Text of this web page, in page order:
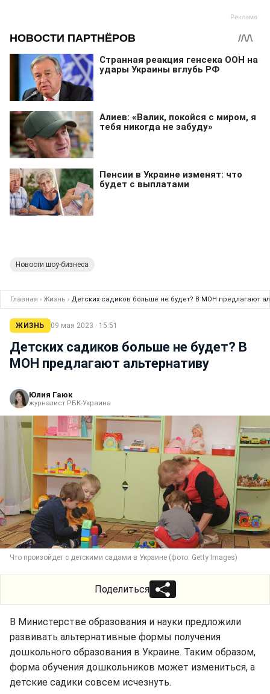
Новости шоу-бизнеса
Главная › Жизнь › Детских садиков больше не будет? В МОН предлагают
ЖИЗНЬ 09 мая 2023 · 15:51
Детских садиков больше не будет? В
МОН предлагают альтернативу
Юлия Гаюк
журналист РБК-Украина
Что произойдет с детскими садами в Украине (фото: Getty Images)
Поделиться
В Министерстве образования и науки предложили
развивать альтернативные формы получения
дошкольного образования в Украине. Таким образом,
форма обучения дошкольников может измениться, а
детские садики совсем исчезнуть.